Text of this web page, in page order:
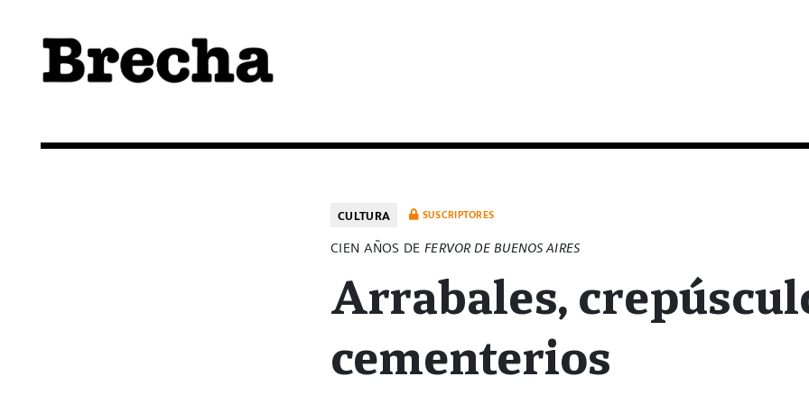
CULTURA SUSCRIPTORES
CIEN AÑOS DE FERVOR DE BUENOS AIRES
Arrabales,
cementerios